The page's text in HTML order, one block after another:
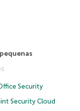
Security
Security Cloud